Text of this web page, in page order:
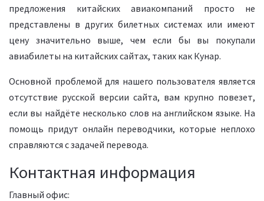
предложения китайских авиакомпаний просто не
представлены в других билетных системах или имеют
цену значительно выше, чем если бы вы покупали
авиабилеты на китайских сайтах, таких как Кунар.
Основной проблемой для нашего пользователя является
отсутствие русской версии сайта, вам крупно повезет,
если вы найдёте несколько слов на английском языке. На
помощь придут онлайн переводчики, которые неплохо
справляются с задачей перевода.
Контактная информация
Главный офис: